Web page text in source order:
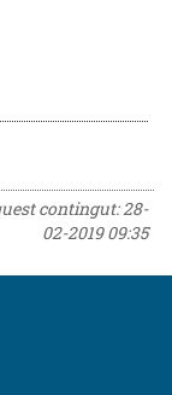
contingut:28-
02-2019 09:35